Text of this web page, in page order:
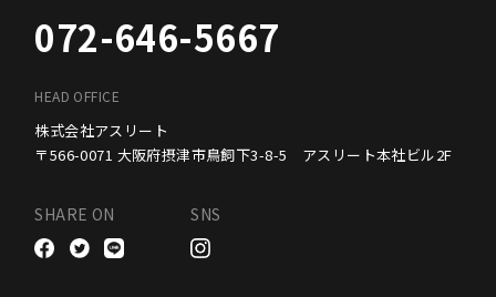
072-646-5667
HEAD OFFICE
株式会社アスリート
〒566-0071 大阪府摂津市鳥飼下3-8-5 アスリート本社ビル2F
SHARE ON SNS